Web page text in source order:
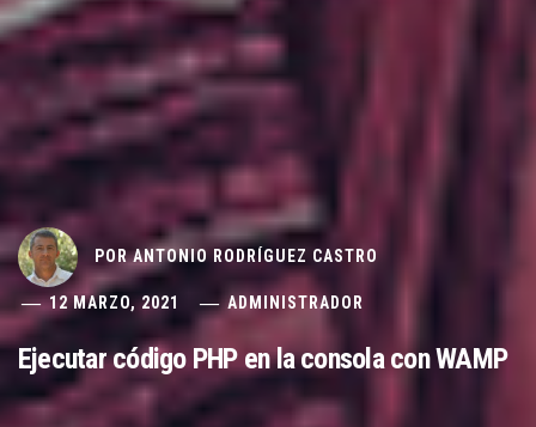
PORANTONIO RODRÍGUEZ CASTRO
12 MARZO, 2021 ADMINISTRADOR
Ejecutar código PHP en la consola con WAMP